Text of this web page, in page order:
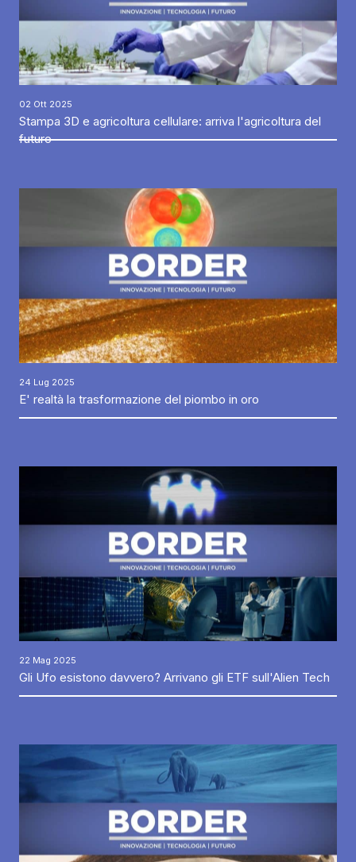
02 Ott 2025
Stampa 3D e agricoltura cellulare: arriva l'agricoltura del
futuro
24 Lug 2025
E' realtà la trasformazione del piombo in oro
22 Mag 2025
Gli Ufo esistono davvero? Arrivano gli ETF sull'Alien Tech